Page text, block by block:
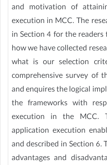
and motivation of
execution in MCC. The
in Section 4 for the
how we have collected
what is our selection
comprehensive survey of
and enquires the logical
the frameworks with
execution in the MCC.
application execution
and described in Section 6.
advantages and